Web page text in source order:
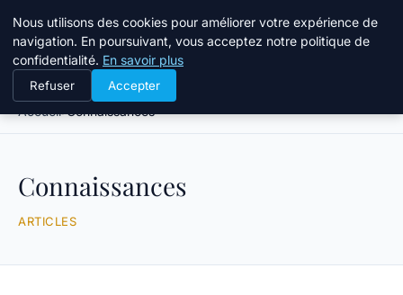
Bible Telemarketing
Accueil Connaissances
Connaissances
ARTICLES
Nous utilisons des cookies pour améliorer votre expérience de
navigation. En poursuivant, vous acceptez notre politique de
confidentialité. En savoir plus
Refuser Accepter